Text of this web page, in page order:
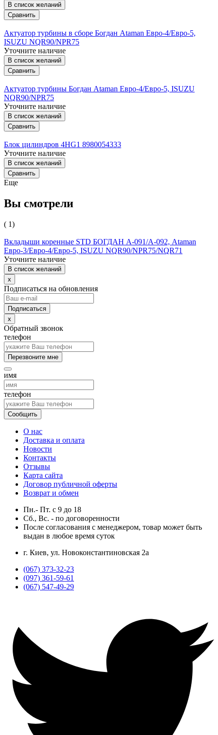
В список желаний
Сравнить
Актуатор турбины в сборе Богдан Ataman Евро-4/Евро-5,
ISUZU NQR90/NPR75
Уточните наличие
В список желаний
Сравнить
Актуатор турбины Богдан Ataman Евро-4/Евро-5, ISUZU
NQR90/NPR75
Уточните наличие
В список желаний
Сравнить
Блок цилиндров 4HG1 8980054333
Уточните наличие
В список желаний
Сравнить
Еще
Вы смотрели
( 1)
Вкладыши коренные STD БОГДАН А-091/А-092, Ataman
Евро-3/Евро-4/Евро-5, ISUZU NQR90/NPR75/NQR71
Уточните наличие
В список желаний
x
Подписаться на обновления
x
Обратный звонок
телефон
Перезвоните мне
имя
телефон
Сообщить
О нас
Доставка и оплата
Новости
Контакты
Отзывы
Карта сайта
Договор публичной оферты
Возврат и обмен
Пн.- Пт. с 9 до 18
Сб., Вс. - по договоренности
После согласования с менеджером, товар может быть
выдан в любое время суток
г. Киев, ул. Новоконстантиновская 2а
(067) 373-32-23
(097) 361-59-61
(067) 547-49-29